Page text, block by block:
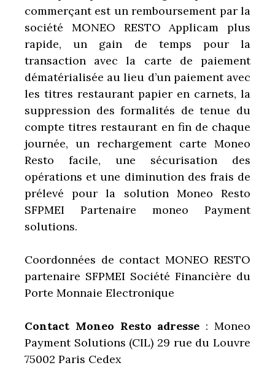
commerçant est un remboursement par la
société MONEO RESTO Applicam plus
rapide, un gain de temps pour la
transaction avec la carte de paiement
dématérialisée au lieu d’un paiement avec
les titres restaurant papier en carnets, la
suppression des formalités de tenue du
compte titres restaurant en fin de chaque
journée, un rechargement carte Moneo
Resto facile, une sécurisation des
opérations et une diminution des frais de
prélevé pour la solution Moneo Resto
SFPMEI Partenaire moneo Payment
solutions.
Coordonnées de contact MONEO RESTO
partenaire SFPMEI Société Financière du
Porte Monnaie Electronique
Contact Moneo Resto adresse : Moneo
Payment Solutions (CIL) 29 rue du Louvre
75002 Paris Cedex